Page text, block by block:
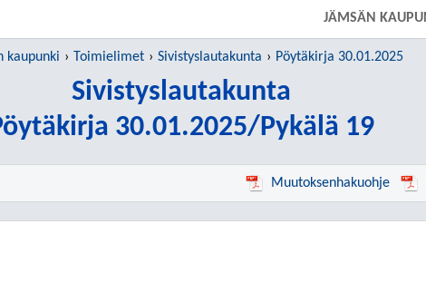
JÄMSÄN
kaupunki Toimielimet Sivistyslautakunta Pöytäkirja 30.01.2025
Sivistyslautakunta
30.01.2025/Pykälä 19
Muutoksenhakuohje